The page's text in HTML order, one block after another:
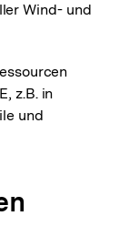
Wind- und
z.B. in
und